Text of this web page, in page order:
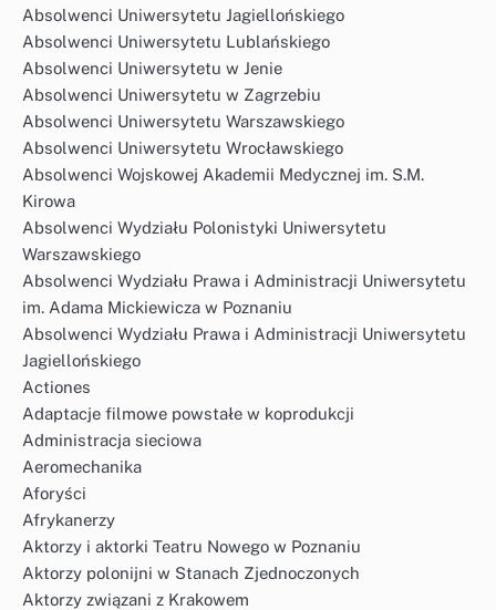
Absolwenci Uniwersytetu Jagiellońskiego
Absolwenci Uniwersytetu Lublańskiego
Absolwenci Uniwersytetu w Jenie
Absolwenci Uniwersytetu w Zagrzebiu
Absolwenci Uniwersytetu Warszawskiego
Absolwenci Uniwersytetu Wrocławskiego
Absolwenci Wojskowej Akademii Medycznej im. S.M.
Kirowa
Absolwenci Wydziału Polonistyki Uniwersytetu
Warszawskiego
Absolwenci Wydziału Prawa i Administracji Uniwersytetu
im. Adama Mickiewicza w Poznaniu
Absolwenci Wydziału Prawa i Administracji Uniwersytetu
Jagiellońskiego
Actiones
Adaptacje filmowe powstałe w koprodukcji
Administracja sieciowa
Aeromechanika
Aforyści
Afrykanerzy
Aktorzy i aktorki Teatru Nowego w Poznaniu
Aktorzy polonijni w Stanach Zjednoczonych
Aktorzy związani z Krakowem